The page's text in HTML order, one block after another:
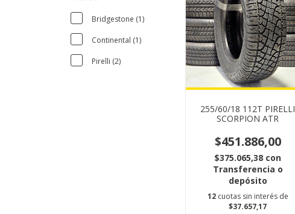
Bridgestone (1)
Continental (1)
Pirelli (2)
255/60/18 112T PIRELLI
SCORPION ATR
$451.886,00
$375.065,38 con
Transferencia o
depósito
12 cuotas sin interés de
$37.657,17